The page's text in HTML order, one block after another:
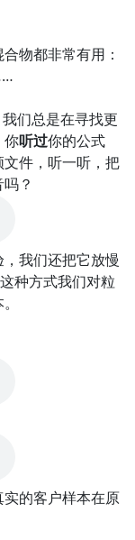
物都非常有用：
们总是在寻找更
你听过你的公式
件，听一听，把
？
我们还把它放慢
种方式我们对粒
的客户样本在原